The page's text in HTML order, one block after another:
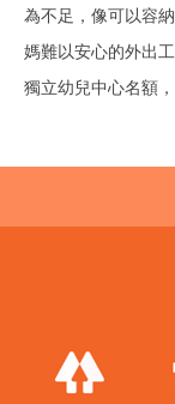
為不足，像可以容納
媽難以安心的外出
獨立幼兒中心名額